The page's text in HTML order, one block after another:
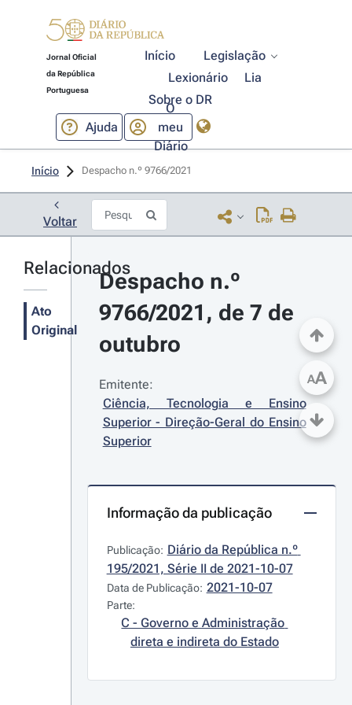
Jornal Oficial
da República
Portuguesa
Início
Legislação
Lexionário
Lia
Sobre o DR
Ajuda
O
meu
Diário
Início Despacho n.º 9766/2021
Voltar
Relacionados
Ato
Original
Despacho n.º
9766/2021, de 7 de
outubro
Emitente:
Ciência, Tecnologia e Ensino
Superior - Direção-Geral do Ensino
Superior
Informação da publicação
Publicação: Diário da República n.º
195/2021, Série II de 2021-10-07
Data de Publicação: 2021-10-07
Parte:
C - Governo e Administração
direta e indireta do Estado
AA